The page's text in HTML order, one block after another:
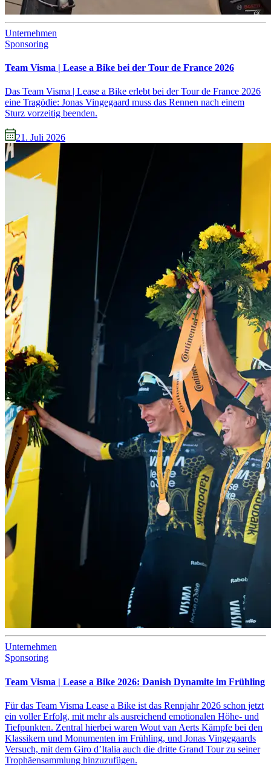
Unternehmen
Sponsoring
Team Visma | Lease a Bike bei der Tour de France 2026
Das Team Visma | Lease a Bike erlebt bei der Tour de France 2026
eine Tragödie: Jonas Vingegaard muss das Rennen nach einem
Sturz vorzeitig beenden.
21. Juli 2026
Unternehmen
Sponsoring
Team Visma | Lease a Bike 2026: Danish Dynamite im Frühling
Für das Team Visma Lease a Bike ist das Rennjahr 2026 schon jetzt
ein voller Erfolg, mit mehr als ausreichend emotionalen Höhe- und
Tiefpunkten. Zentral hierbei waren Wout van Aerts Kämpfe bei den
Klassikern und Monumenten im Frühling, und Jonas Vingegaards
Versuch, mit dem Giro d’Italia auch die dritte Grand Tour zu seiner
Trophäensammlung hinzuzufügen.